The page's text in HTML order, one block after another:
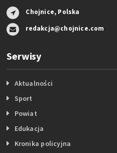
Chojnice, Polska
redakcja@chojnice.com
Serwisy
Aktualności
Sport
Powiat
Edukacja
Kronika policyjna